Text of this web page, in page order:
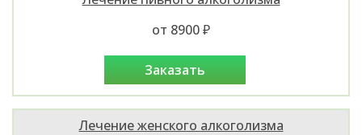
от 8900 ₽
заказать
Лечение женского алкоголизма